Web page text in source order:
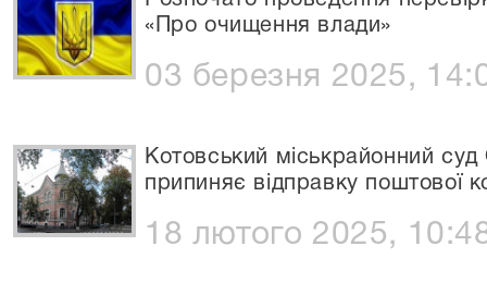
«Про очищення влади»
03 березня 2025,
Котовський міськрайонний
припиняє відправку поштової
18 лютого 2025,